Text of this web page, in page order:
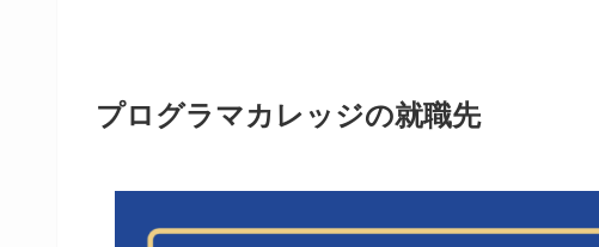
プログラマカレッジの就職先